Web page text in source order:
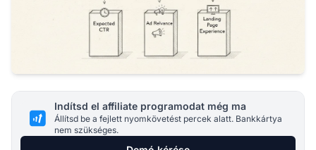
Indítsd el affiliate programodat még ma
Állítsd be a fejlett nyomkövetést percek alatt. Bankkártya
nem szükséges.